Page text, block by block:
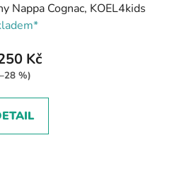
Nappa Cognac, KOEL4kids
Kč
%)